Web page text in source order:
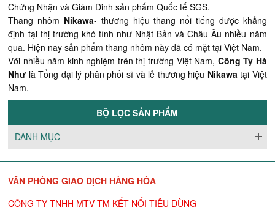
Chứng Nhận và Giám Đinh sản phẩm Quốc tế SGS.
Thang nhôm Nikawa- thương hiệu thang nổi tiếng được khẳng
định tại thị trường khó tính như Nhật Bản và Châu Âu nhiều năm
qua. Hiện nay sản phẩm thang nhôm này đã có mặt tại Việt Nam.
Với nhiều năm kinh nghiệm trên thị trường Việt Nam, Công Ty Hà
Như là Tổng đại lý phân phối sĩ và lẻ thương hiệu Nikawatại Việt
Nam.
BỘ LỌC SẢN PHẨM
DANH MỤC
VĂN PHÒNG GIAO DỊCH HÀNG HÓA
CÔNG TY TNHH MTV TM KẾT NỐI TIÊU DÙNG